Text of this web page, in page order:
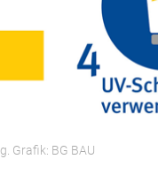
Grafik: BG BAU